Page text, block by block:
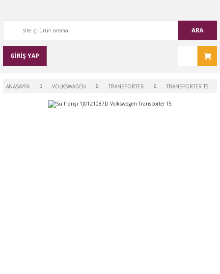
ARA
GİRİŞ YAP
ANASAYFA VOLKSWAGEN TRANSPORTER TRANSPORTER T5